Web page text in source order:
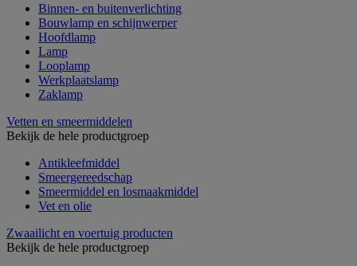
Binnen- en buitenverlichting
Bouwlamp en schijnwerper
Hoofdlamp
Lamp
Looplamp
Werkplaatslamp
Zaklamp
Vetten en smeermiddelen
Bekijk de hele productgroep
Antikleefmiddel
Smeergereedschap
Smeermiddel en losmaakmiddel
Vet en olie
Zwaailicht en voertuig producten
Bekijk de hele productgroep